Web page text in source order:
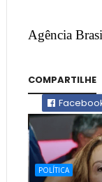
Agência
COMPARTILHE
POLÍTICA